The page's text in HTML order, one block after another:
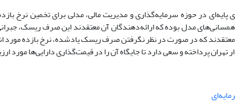
در حوزه سرمایه‌گذاری و مدیریت مالی، مدلی برای تخمین نرخ
مدل بوده که ارائه‌دهندگان آن معتقدند این صرف ریسک،
که در صورت در نظر نگرفتن صرف ریسک یادشده، نرخ بازده مورد
پرداخته و سعی دارد تا جایگاه آن را در قیمت‌گذاری دارایی‌ها مورد